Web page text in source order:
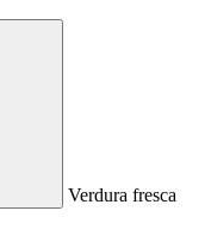
Verdura fresca